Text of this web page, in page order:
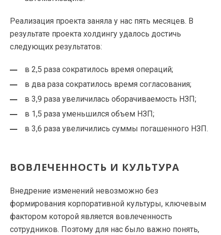
Реализация проекта заняла у нас пять месяцев. В
результате проекта холдингу удалось достичь
следующих результатов:
в 2,5 раза сократилось время операций;
в два раза сократилось время согласования;
в 3,9 раза увеличилась оборачиваемость НЗП;
в 1,5 раза уменьшился объем НЗП;
в 3,6 раза увеличились суммы погашенного НЗП.
ВОВЛЕЧЕННОСТЬ И КУЛЬТУРА
Внедрение изменений невозможно без
формирования корпоративной культуры, ключевым
фактором которой является вовлеченность
сотрудников. Поэтому для нас было важно понять,